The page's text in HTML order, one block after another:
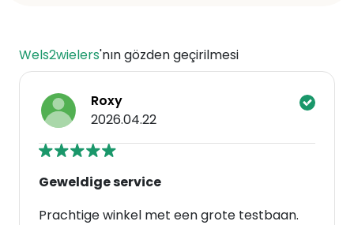
Wels2wielers'nın gözden geçirilmesi
Roxy
2026.04.22
Geweldige service
Prachtige winkel met een grote testbaan.